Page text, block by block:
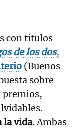
con títulos
de los dos,
(Buenos
sobre
premios,
la vida. Ambas